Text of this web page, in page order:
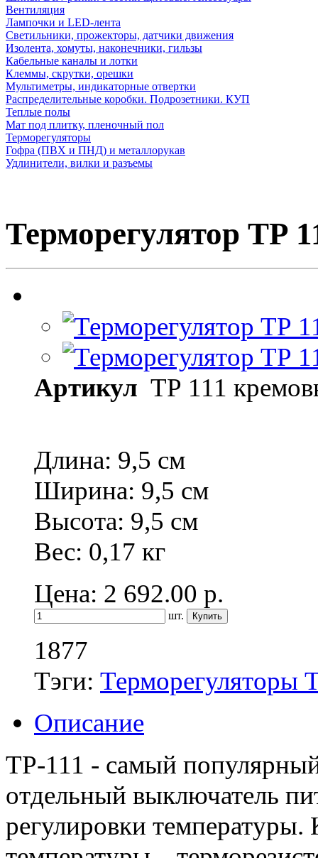
Вентиляция
Лампочки и LED-лента
Светильники, прожекторы, датчики движения
Изолента, хомуты, наконечники, гильзы
Кабельные каналы и лотки
Клеммы, скрутки, орешки
Мультиметры, индикаторные отвертки
Распределительные коробки. Подрозетники. КУП
Теплые полы
Мат под плитку, пленочный пол
Терморегуляторы
Гофра (ПВХ и ПНД) и металлорукав
Удлинители, вилки и разъемы
Терморегулятор ТР
Артикул ТР 111
Длина: 9,5 см
Ширина: 9,5 см
Высота: 9,5 см
Вес: 0,17 кг
Цена: 2 692.00 р.
шт.
1877
Тэги: Терморегуляторы
Описание
ТР-111 - самый
отдельный выключатель
регулировки температуры.